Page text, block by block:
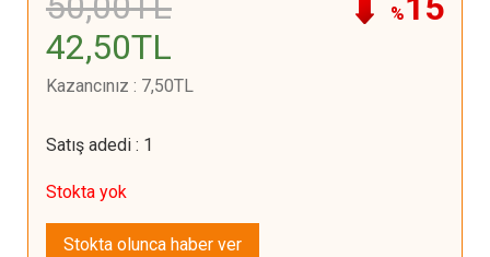
%
42,50TL
Kazancınız : 7,50TL
Satış adedi: 1
Stokta yok
Stokta olunca haber ver